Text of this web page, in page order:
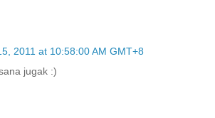
2011 at 10:58:00 AM GMT+8
jugak :)